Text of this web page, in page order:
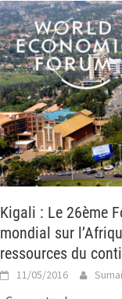
Kigali : Le 26ème
mondial sur
ressources du
11/05/2016